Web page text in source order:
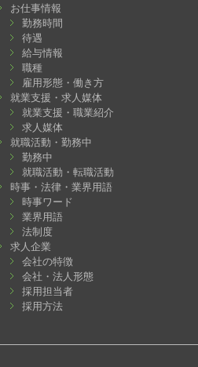
お仕事情報
勤務時間
待遇
給与情報
職種
雇用形態・働き方
就業支援・求人媒体
就業支援・職業紹介
求人媒体
就職活動・勤務中
勤務中
就職活動・転職活動
時事・法律・業界用語
時事ワード
業界用語
法制度
求人企業
会社の特徴
会社・法人形態
採用担当者
採用方法